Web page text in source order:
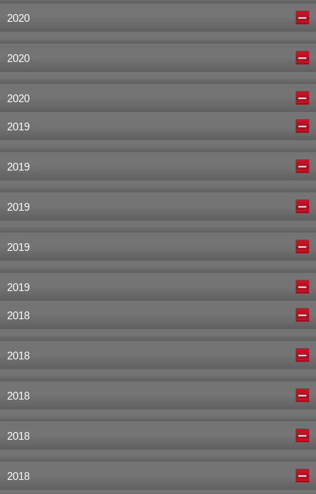
2020
2020
2020
2019
2019
2019
2019
2019
2018
2018
2018
2018
2018